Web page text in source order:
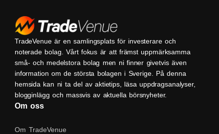
TradeVenue är en samlingsplats för investerare och
noterade bolag. Vårt fokus är att främst uppmärksamma
små- och medelstora bolag men ni finner givetvis även
information om de största bolagen i Sverige. På denna
hemsida kan ni ta del av aktietips, läsa uppdragsanalyser,
blogginlägg och massvis av aktuella börsnyheter.
Om oss
Om TradeVenue